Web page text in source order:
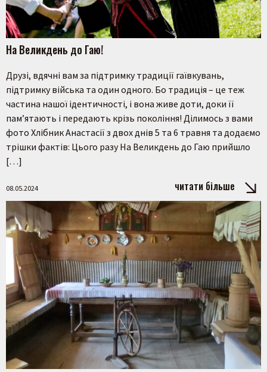
На Великдень до Гаю!
Друзі, вдячні вам за підтримку традиції гаївкувань,
підтримку війська та один одного. Бо традиція – це теж
частина нашої ідентичності, і вона живе доти, доки її
пам’ятають і передають крізь покоління! Ділимось з вами
фото Хлібник Анастасії з двох днів 5 та 6 травня та додаємо
трішки фактів: Цього разу На Великдень до Гаю прийшло
[…]
08.05.2024 читати більше